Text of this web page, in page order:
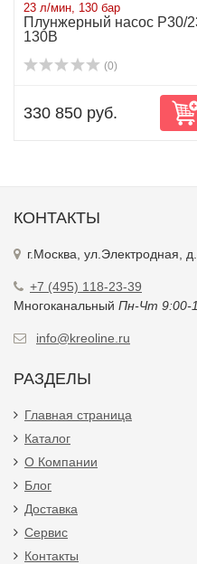
23 л/мин, 130 бар
Плунжерный насос P30/
130B
(0)
330 850 руб.
КОНТАКТЫ
г.Москва, ул.Электродная,
+7 (495) 118-23-39
Многоканальный Пн-Чт 9:00-
info@kreoline.ru
РАЗДЕЛЫ
Главная страница
Каталог
О Компании
Блог
Доставка
Сервис
Контакты